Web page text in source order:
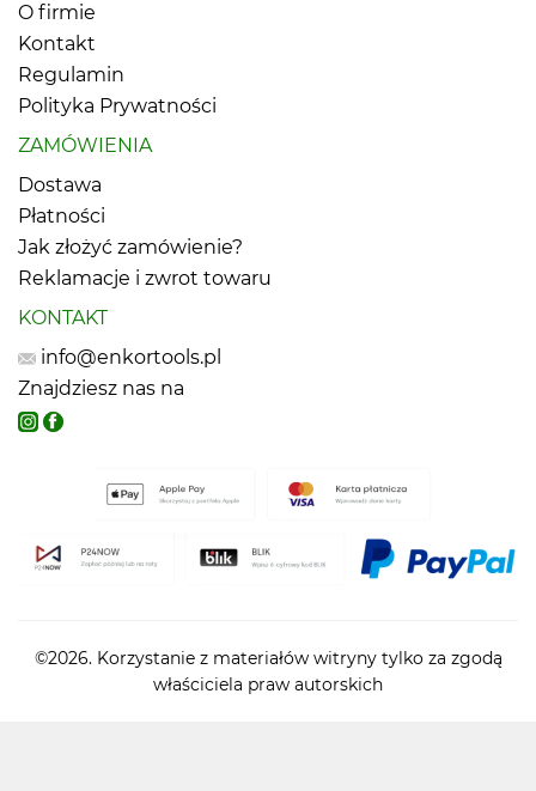
O firmie
Kontakt
Regulamin
Polityka Prywatności
ZAMÓWIENIA
Dostawa
Płatności
Jak złożyć zamówienie?
Reklamacje i zwrot towaru
KONTAKT
info@enkortools.pl
Znajdziesz nas na
©2026. Korzystanie z materiałów witryny tylko za zgodą
właściciela praw autorskich